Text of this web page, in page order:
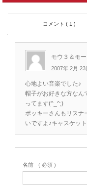
コメント ( 1 )
モウ３＆モー
2007年 2月 23
心地よい音楽でした♪
帽子がお好きな方なん
ってます(^_^;)
ポッキーさんもリスナ
いですよ♪キャスケッ
名前 ( 必須 )